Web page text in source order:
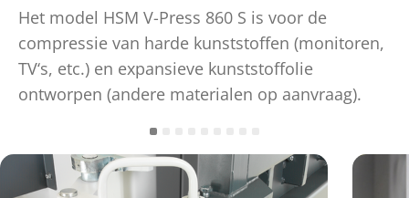
Het model HSM V-Press 860 S is voor de
compressie van harde kunststoffen (monitoren,
TV‘s, etc.) en expansieve kunststoffolie
ontworpen (andere materialen op aanvraag).